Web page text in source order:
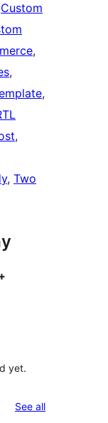
Custom
, Two
yet.
See allreviews